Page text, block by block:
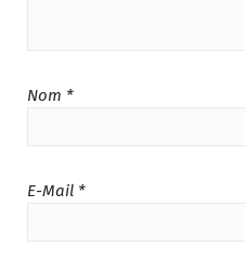
Nom *
E-Mail *